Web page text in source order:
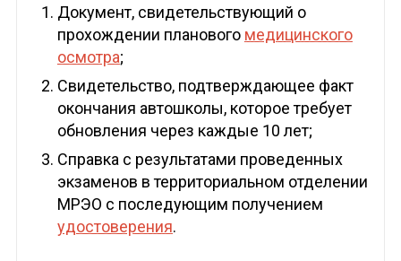
Документ, свидетельствующий о
прохождении планового медицинского
осмотра;
Свидетельство, подтверждающее факт
окончания автошколы, которое требует
обновления через каждые 10 лет;
Справка с результатами проведенных
экзаменов в территориальном отделении
МРЭО с последующим получением
удостоверения.